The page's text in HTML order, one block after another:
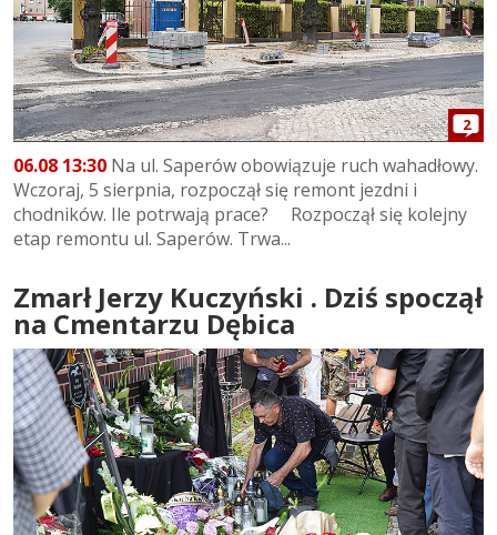
2
06.08 13:30 Na ul. Saperów obowiązuje ruch wahadłowy.
Wczoraj, 5 sierpnia, rozpoczął się remont jezdni i
chodników. Ile potrwają prace? Rozpoczął się kolejny
etap remontu ul. Saperów. Trwa...
Zmarł Jerzy Kuczyński . Dziś spoczął
na Cmentarzu Dębica